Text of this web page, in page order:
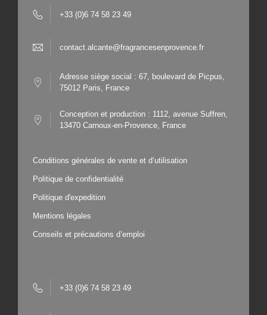
+33 (0)6 74 58 23 49
contact.alcante@fragrancesenprovence.fr
Adresse siège social : 67, boulevard de Picpus,
75012 Paris, France
Conception et production : 1112, avenue Suffren,
13470 Carnoux-en-Provence, France
Conditions générales de vente et d’utilisation
Politique de confidentialité
Politique d'expedition
Mentions légales
Conseils et précautions d’emploi
+33 (0)6 74 58 23 49